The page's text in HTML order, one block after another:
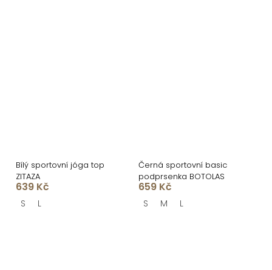
Bílý sportovní jóga top
ZITAZA
639 Kč
S L
Černá sportovní basic
podprsenka BOTOLAS
659 Kč
S M L